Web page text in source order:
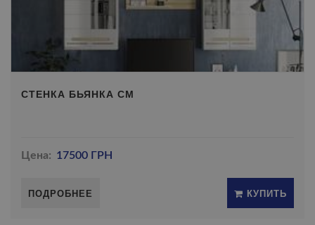
СТЕНКА БЬЯНКА СМ
Цена: 17500 ГРН
ПОДРОБНЕЕ КУПИТЬ